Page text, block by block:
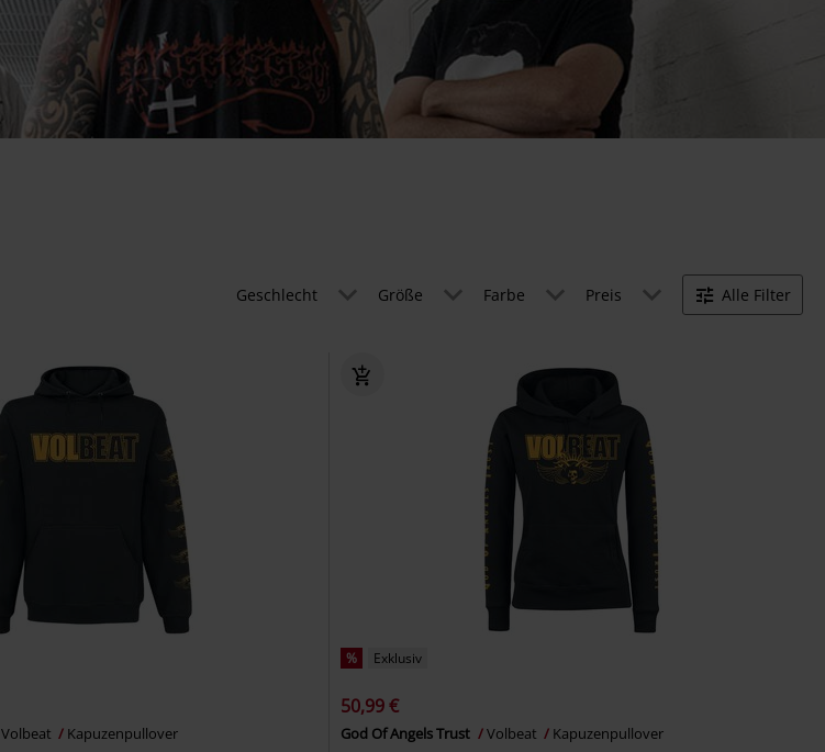
Geschlecht Größe Farbe Preis Alle Filter
Volbeat Kapuzenpullover
% Exklusiv
50,99 €
God Of Angels Trust Volbeat Kapuzenpullover